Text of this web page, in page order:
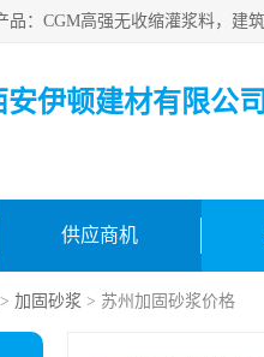
安伊顿建材有限公司
供应商机
> 加固砂浆 > 苏州加固砂浆价格